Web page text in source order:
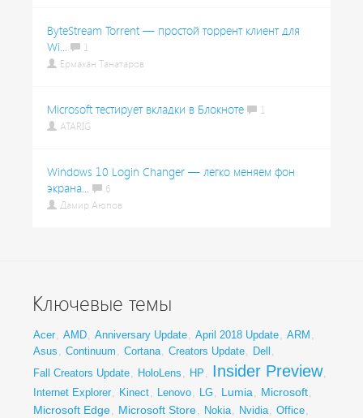
ByteStream Torrent — простой торрент клиент для
Wi...
1
Ермахан Танатаров
Microsoft тестирует вкладки в Блокноте
1
ATARIG
Windows 10 Login Changer — легко меняем фон
экрана...
6
Дамир Аюпов
Ключевые темы
Acer, AMD, Anniversary Update, April 2018 Update, ARM ,
Asus , Continuum , Cortana, Creators Update, Dell ,
Fall Creators Update, HoloLens , HP , Insider Preview,
Internet Explorer, Kinect, Lenovo, LG, Lumia, Microsoft,
Microsoft Edge, Microsoft Store, Nokia, Nvidia, Office,